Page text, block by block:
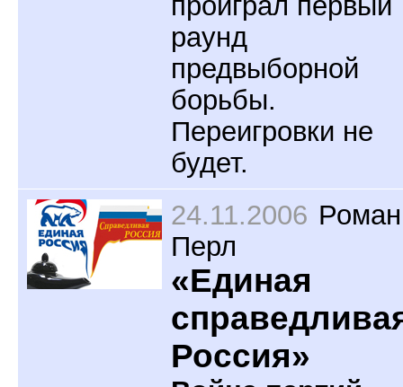
раунд
предвыборной
борьбы.
Переигровки не
будет.
24.11.2006 Роман
Перл
«Единая
Россия»